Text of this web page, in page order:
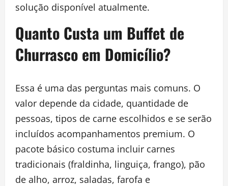
solução disponível atualmente.
Quanto Custa um Buffet de
Churrasco em Domicílio?
Essa é uma das perguntas mais comuns. O
valor depende da cidade, quantidade de
pessoas, tipos de carne escolhidos e se serão
incluídos acompanhamentos premium. O
pacote básico costuma incluir carnes
tradicionais (fraldinha, linguiça, frango), pão
de alho, arroz, saladas, farofa e